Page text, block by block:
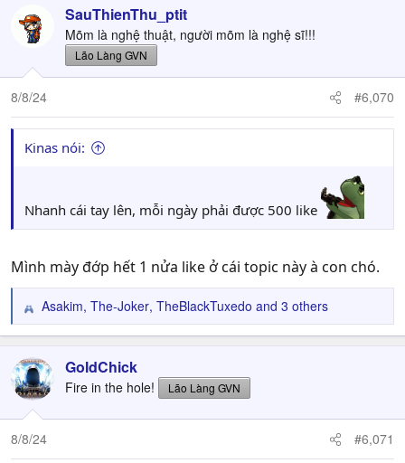
c
t
n
s
:
SauThienThu_ptit
Mõm là nghệ thuật, người mõm là nghệ sĩ!!!
Lão Làng GVN
8/8/24 #6,070
Kinas nói:
Nhanh cái tay lên, mỗi ngày phải được 500 like
Mình mày đớp hết 1 nửa like ở cái topic này à con chó.
R
e
c
t
i
o
n
Asakim, The-Joker, TheBlackTuxedo and 3 others
GoldChick
Fire in the hole! Lão Làng GVN
8/8/24 #6,071